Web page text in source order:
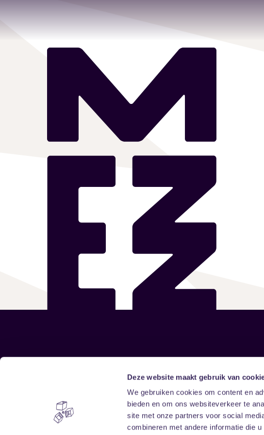
Deze website maakt gebruik van
We gebruiken cookies om content en
bieden en om ons websiteverkeer te
site met onze partners voor social
combineren met andere informatie die
Home
Vrijwilligers
Verhuur
Disclaimer
Toegankelijkheid
Privacy & cookies